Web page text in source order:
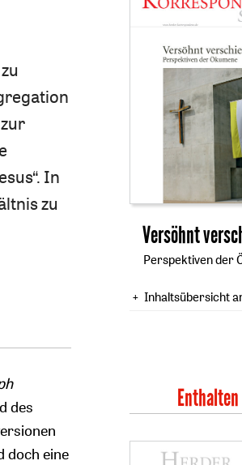
In
zu
des
doch eine
Versöhnt
Perspektiven der
Inhaltsübersicht